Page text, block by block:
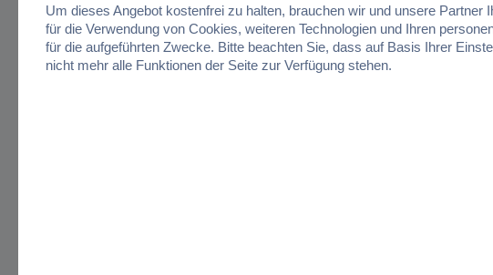
BERECHTIGUNGEN IN DIESEM FORUM
Du darfstkeineneuen Themen in diesem Forum erstellen.
Du darfstkeineAntworten zu Themen in diesem Forum erstellen.
Du darfst deine Beiträge in diesem Forumnicht ändern.
Du darfst deine Beiträge in diesem Forumnichtlöschen.
Um dieses Angebot kostenfrei zu halten, brauchen wir und unsere Partner
für die Verwendung von Cookies, weiteren Technologien und Ihren
für die aufgeführten Zwecke. Bitte beachten Sie, dass auf Basis Ihrer
nicht mehr alle Funktionen der Seite zur Verfügung stehen.